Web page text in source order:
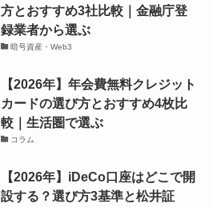
方とおすすめ3社比較｜金融庁登
録業者から選ぶ
暗号資産・Web3
【2026年】年会費無料クレジット
カードの選び方とおすすめ4枚比
較｜生活圏で選ぶ
コラム
【2026年】iDeCo口座はどこで開
設する？選び方3基準と松井証